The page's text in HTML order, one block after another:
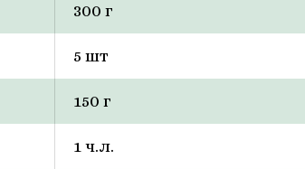
300 г
5 шт
150 г
1 ч.л.